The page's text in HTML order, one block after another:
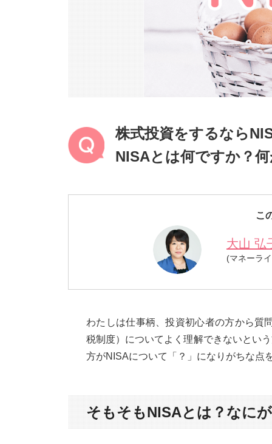
株式投資をするなら
NISAとは何ですか？
こ
大山 弘
(マネーラ
わたしは仕事柄、投資初心者の方から質
税制度）についてよく理解できないとい
方がNISAについて「？」になりがちな点
そもそもNISAとは？なに